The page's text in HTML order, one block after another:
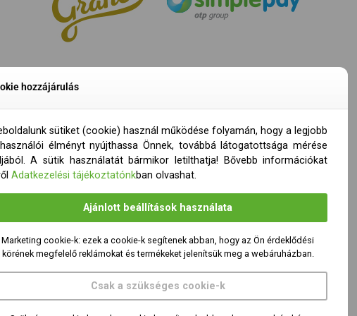
hozzájárulás
sütiket (cookie) használ működése folyamán, hogy a legjobb
élményt nyújthassa Önnek, továbbá látogatottsága mérése
A sütik használatát bármikor letilthatja! Bővebb információkat
Adatkezelési tájékoztatónkban olvashat.
Ajánlott beállítások használata
Marketing cookie-k: ezek a cookie-k segítenek abban, hogy az Ön érdeklődési
körének megfelelő reklámokat és termékeket jelenítsük meg a webáruházban.
Csak a szükséges cookie-k